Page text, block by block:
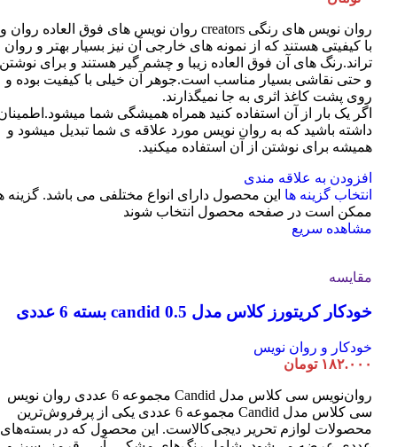
روان نویس های رنگی creators روان نویس های فوق العاده روان و
با کیفیتی هستند که از نمونه های خارجی آن نیز بسیار بهتر و روان
تراند.رنگ های آن فوق العاده زیبا و چشم گیر هستند و برای نوشتن
و حتی نقاشی بسیار مناسب است.جوهر آن خیلی با کیفیت بوده و
روی پشت کاغذ اثری به جا نمیگذارند.
اگر یک بار از آن استفاده کنید همراه همیشگی شما
داشته باشید که به روان نویس مورد علاقه ی شما تبدیل میشود و
همیشه برای نوشتن از آن استفاده میکنید.
افزودن به علاقه مندی
انتخاب گزینه ها این محصول دارای انواع مختلفی می باشد. گزینه
ممکن است در صفحه محصول انتخاب شوند
مشاهده سریع
مقایسه
خودکار کریتورز کلاس مدل candid 0.5 بسته 6 عددی
خودکار و روان نویس
۱۸۲.۰۰۰ تومان
روان‌نویس سی کلاس مدل Candid مجموعه 6 عددی روان نویس
سی کلاس مدل Candid مجموعه 6 عددی یکی از پرفروش‌ترین